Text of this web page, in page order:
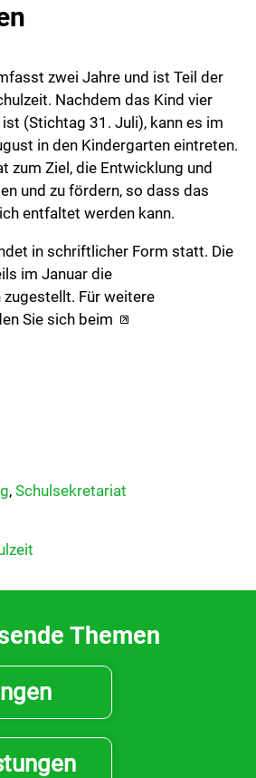
Verordnungen
zwei Jahre und ist Teil der
Nachdem das Kind vier
(Stichtag 31. Juli), kann es im
in den Kindergarten eintreten.
zum Ziel, die Entwicklung und
und zu fördern, so dass das
entfaltet werden kann.
in schriftlicher Form statt. Die
im Januar die
Für weitere
Sie sich beim
, Schulsekretariat
Themen